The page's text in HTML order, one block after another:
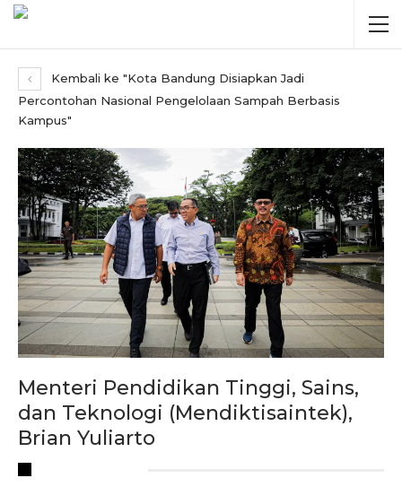
Kembali ke "Kota Bandung Disiapkan Jadi
Percontohan Nasional Pengelolaan Sampah Berbasis
Kampus"
Menteri Pendidikan Tinggi, Sains,
dan Teknologi (Mendiktisaintek),
Brian Yuliarto